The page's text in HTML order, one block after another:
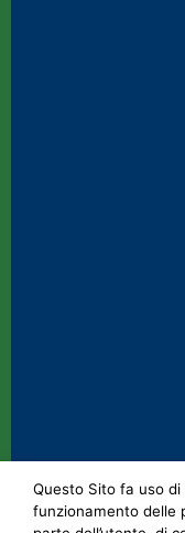
Questo Sito fa uso
funzionamento delle